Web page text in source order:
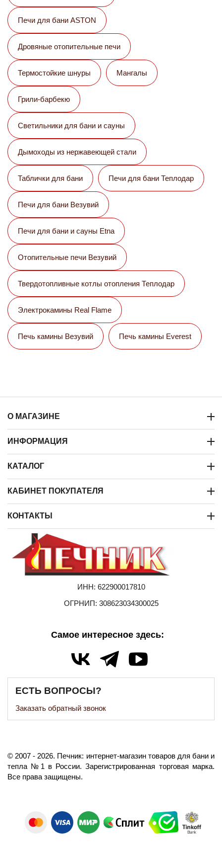
Печи для бани ASTON
Дровяные отопительные печи
Термостойкие шнуры Мангалы
Грили-барбекю
Светильники для бани и сауны
Дымоходы из нержавеющей стали
Таблички для бани Печи для бани Теплодар
Печи для бани Везувий
Печи для бани и сауны Etna
Отопительные печи Везувий
Твердотопливные котлы отопления Теплодар
Электрокамины Real Flame
Печь камины Везувий Печь камины Everest
О МАГАЗИНЕ
ИНФОРМАЦИЯ
КАТАЛОГ
КАБИНЕТ ПОКУПАТЕЛЯ
КОНТАКТЫ
ИНН: 622900017810
ОГРНИП: 308623034300025
Самое интересное здесь:
ЕСТЬ ВОПРОСЫ?
Заказать обратный звонок
©️ 2007 - 2026. Печник: интернет-магазин товаров для бани и
тепла №1 в России. Зарегистрированная торговая марка.
Все права защищены.